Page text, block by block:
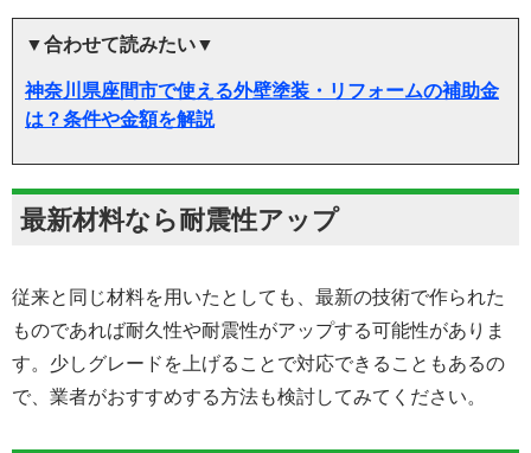
▼合わせて読みたい▼
神奈川県座間市で使える外壁塗装・リフォームの補助金
は？条件や金額を解説
最新材料なら耐震性アップ
従来と同じ材料を用いたとしても、最新の技術で作られた
ものであれば耐久性や耐震性がアップする可能性がありま
す。少しグレードを上げることで対応できることもあるの
で、業者がおすすめする方法も検討してみてください。